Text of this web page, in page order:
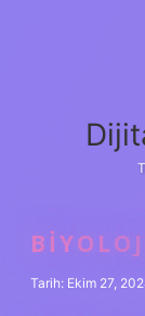
Tarih: Ekim 27,